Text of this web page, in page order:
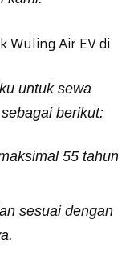
Wuling Air EV di
untuk sewa
berikut:
55 tahun
sesuai dengan